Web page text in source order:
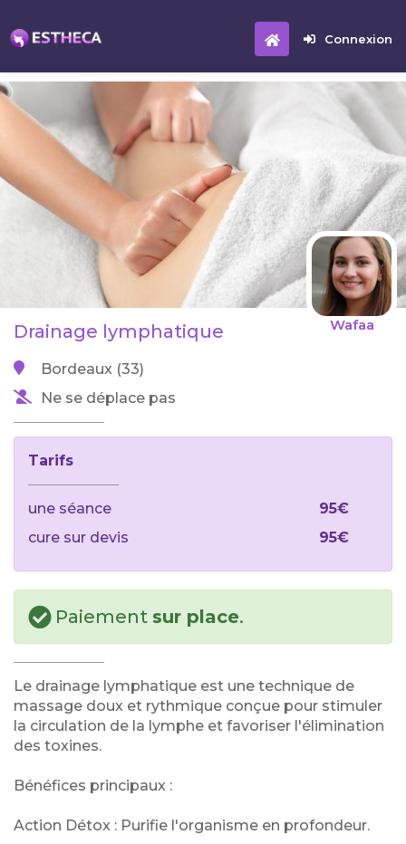
Connexion
Wafaa
Drainage lymphatique
Bordeaux (33)
Ne se déplace pas
Tarifs
une séance
95€
cure sur devis
95€
Paiement sur place.
Le drainage lymphatique est une technique de
massage doux et rythmique conçue pour stimuler
la circulation de la lymphe et favoriser l'élimination
des toxines.
Bénéfices principaux :
Action Détox : Purifie l'organisme en profondeur.